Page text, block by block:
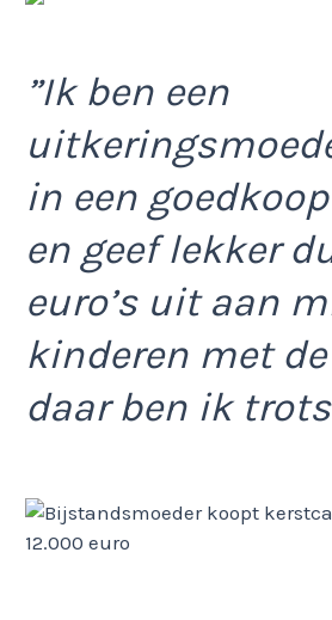
”Ik ben een
in een
en geef lekker
euro’s uit aan
kinderen met
daar ben ik trots